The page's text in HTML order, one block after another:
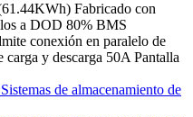
Fabricado con
a DOD 80% BMS
conexión en paralelo de
carga y descarga 50A Pantalla